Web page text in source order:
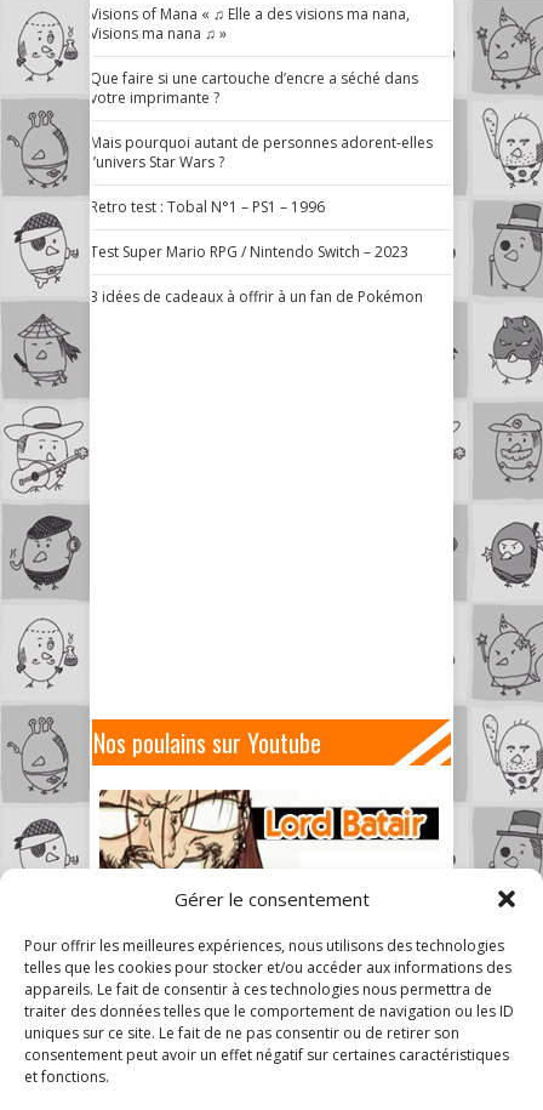
Gérer le consentement
Pour offrir les meilleures expériences, nous utilisons des technologies
telles que les cookies pour stocker et/ou accéder aux informations des
appareils. Le fait de consentir à ces technologies nous permettra de
traiter des données telles que le comportement de navigation ou les ID
uniques sur ce site. Le fait de ne pas consentir ou de retirer son
consentement peut avoir un effet négatif sur certaines caractéristiques
et fonctions.
Visions of Mana « ♫ Elle a des visions ma nana,
Visions ma nana ♫ »
Que faire si une cartouche d’encre a séché dans
votre imprimante ?
Mais pourquoi autant de personnes adorent-elles
l’univers Star Wars ?
Retro test : Tobal N°1 – PS1 – 1996
Test Super Mario RPG / Nintendo Switch – 2023
3 idées de cadeaux à offrir à un fan de Pokémon
Nos poulains sur Youtube